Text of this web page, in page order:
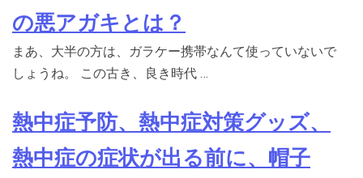
の悪アガキとは？
まあ、大半の方は、ガラケー携帯なんて使っていないで
しょうね。 この古き、良き時代 …
熱中症予防、熱中症対策グッズ、
熱中症の症状が出る前に、帽子